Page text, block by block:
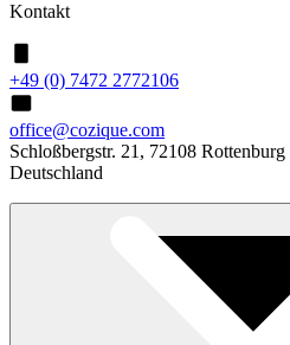
Kontakt
+49 (0) 7472 2772106
office@cozique.com
Schloßbergstr. 21, 72108 Rottenburg
Deutschland